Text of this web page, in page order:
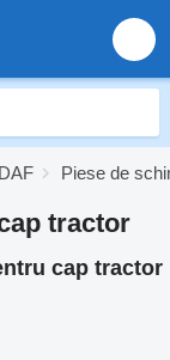
Piese de
tractor
cap tractor